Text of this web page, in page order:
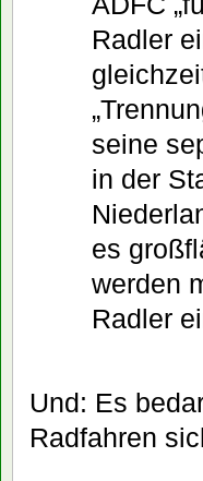
Radler
seine
in der
es
werden
Radler
Und: Es
Radfahren